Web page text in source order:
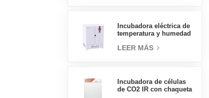
Incubadora eléctrica de
temperatura y humedad
suministros de
LEER MÁS
Incubadora de células
de CO2 IR con chaqueta